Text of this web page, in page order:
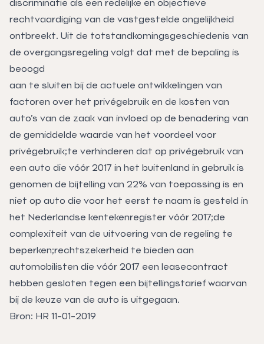
discriminatie als een redelijke en objectieve
rechtvaardiging van de vastgestelde ongelijkheid
ontbreekt. Uit de totstandkomingsgeschiedenis van
de overgangsregeling volgt dat met de bepaling is
beoogd
aan te sluiten bij de actuele ontwikkelingen van
factoren over het privégebruik en de kosten van
auto’s van de zaak van invloed op de benadering van
de gemiddelde waarde van het voordeel voor
privégebruik;te verhinderen dat op privégebruik van
een auto die vóór 2017 in het buitenland in gebruik is
genomen de bijtelling van 22% van toepassing is en
niet op auto die voor het eerst te naam is gesteld in
het Nederlandse kentekenregister vóór 2017;de
complexiteit van de uitvoering van de regeling te
beperken;rechtszekerheid te bieden aan
automobilisten die vóór 2017 een leasecontract
hebben gesloten tegen een bijtellingstarief waarvan
bij de keuze van de auto is uitgegaan.
Bron: HR 11-01-2019